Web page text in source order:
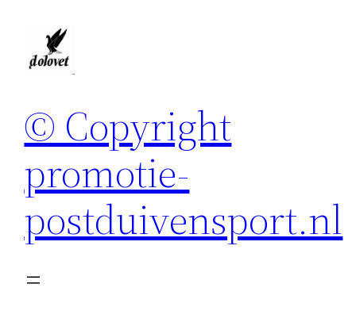
© Copyright
promotie-
postduivensport.nl